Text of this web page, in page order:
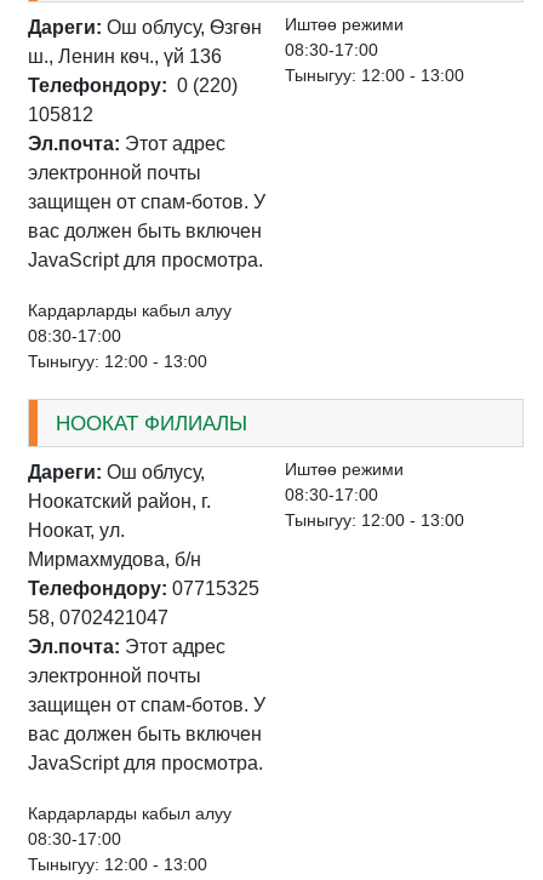
Дареги: Ош облусу, Ѳзгѳн
ш., Ленин кѳч., үй 136
Телефондору: 0 (220)
105812
Эл.почта: Этот адрес
электронной почты
защищен от спам-ботов. У
вас должен быть включен
JavaScript для просмотра.
Иштѳѳ режими
08:30-17:00
Тыныгуу: 12:00 - 13:00
Кардарларды кабыл алуу
08:30-17:00
Тыныгуу: 12:00 - 13:00
НООКАТ ФИЛИАЛЫ
Дареги: Ош облусу,
Ноокатский район, г.
Ноокат, ул.
Мирмахмудова, б/н
Телефондору: 07715325
58, 0702421047
Эл.почта: Этот адрес
электронной почты
защищен от спам-ботов. У
вас должен быть включен
JavaScript для просмотра.
Иштѳѳ режими
08:30-17:00
Тыныгуу: 12:00 - 13:00
Кардарларды кабыл алуу
08:30-17:00
Тыныгуу: 12:00 - 13:00